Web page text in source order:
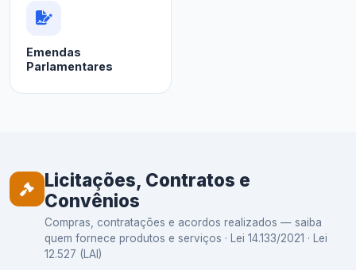
Emendas
Parlamentares
Licitações, Contratos e
Convênios
Compras, contratações e acordos realizados — saiba
quem fornece produtos e serviços · Lei 14.133/2021 · Lei
12.527 (LAI)